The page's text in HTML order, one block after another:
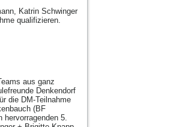
Katrin Schwinger
qualifizieren.
aus ganz
Denkendorf
die DM-Teilnahme
(BF
hervorragenden 5.